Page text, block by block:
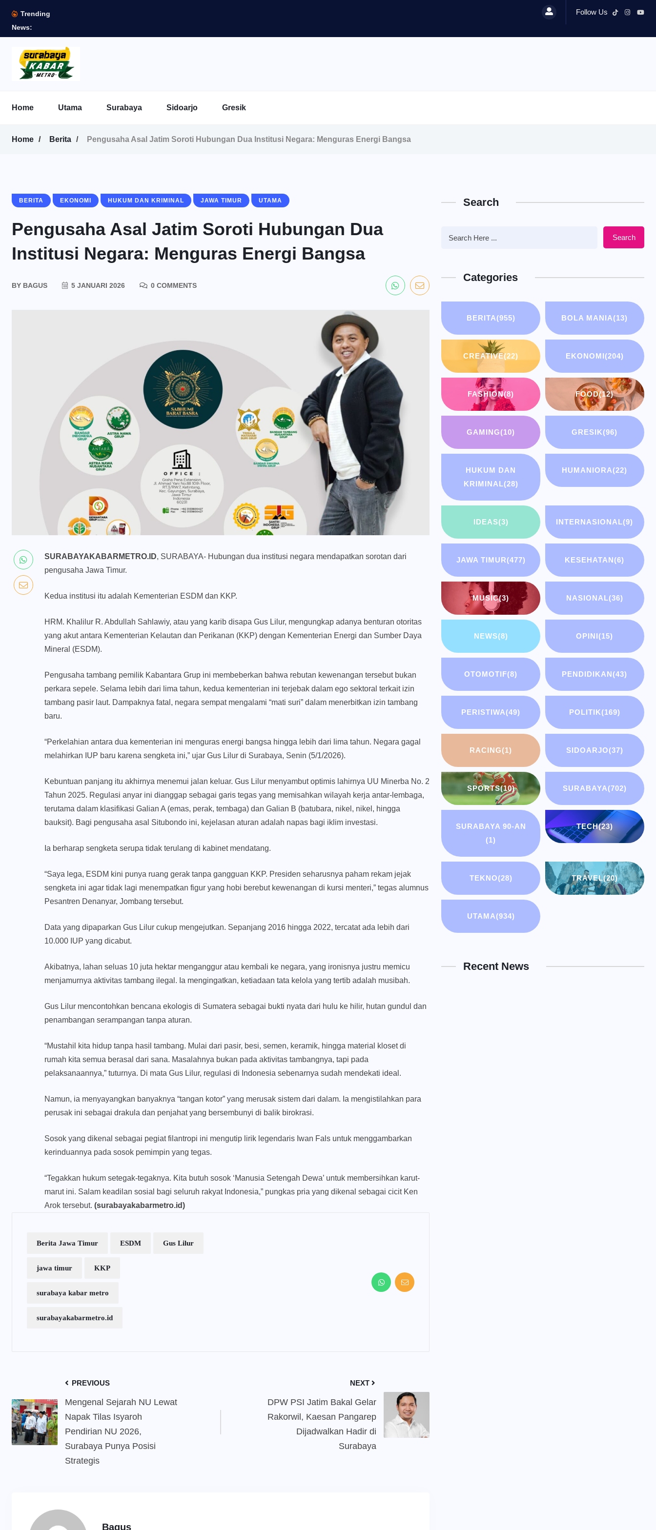
Trending
News:
Follow Us
Home Utama Surabaya Sidoarjo Gresik
Home Berita Pengusaha Asal Jatim Soroti Hubungan Dua Institusi Negara: Menguras Energi Bangsa
BERITA EKONOMI HUKUM DAN KRIMINAL JAWA TIMUR UTAMA
Pengusaha Asal Jatim Soroti Hubungan Dua
Institusi Negara: Menguras Energi Bangsa
BY BAGUS 5 JANUARI 2026 0 COMMENTS
SURABAYAKABARMETRO.ID, SURABAYA- Hubungan dua institusi negara mendapatkan sorotan dari
pengusaha Jawa Timur.
Kedua institusi itu adalah Kementerian ESDM dan KKP.
HRM. Khalilur R. Abdullah Sahlawiy, atau yang karib disapa Gus Lilur, mengungkap adanya benturan otoritas
yang akut antara Kementerian Kelautan dan Perikanan (KKP) dengan Kementerian Energi dan Sumber Daya
Mineral (ESDM).
Pengusaha tambang pemilik Kabantara Grup ini membeberkan bahwa rebutan kewenangan tersebut bukan
perkara sepele. Selama lebih dari lima tahun, kedua kementerian ini terjebak dalam ego sektoral terkait izin
tambang pasir laut. Dampaknya fatal, negara sempat mengalami “mati suri” dalam menerbitkan izin tambang
baru.
“Perkelahian antara dua kementerian ini menguras energi bangsa hingga lebih dari lima tahun. Negara gagal
melahirkan IUP baru karena sengketa ini,” ujar Gus Lilur di Surabaya, Senin (5/1/2026).
Kebuntuan panjang itu akhirnya menemui jalan keluar. Gus Lilur menyambut optimis lahirnya UU Minerba No. 2
Tahun 2025. Regulasi anyar ini dianggap sebagai garis tegas yang memisahkan wilayah kerja antar-lembaga,
terutama dalam klasifikasi Galian A (emas, perak, tembaga) dan Galian B (batubara, nikel, nikel, hingga
bauksit). Bagi pengusaha asal Situbondo ini, kejelasan aturan adalah napas bagi iklim investasi.
Ia berharap sengketa serupa tidak terulang di kabinet mendatang.
“Saya lega, ESDM kini punya ruang gerak tanpa gangguan KKP. Presiden seharusnya paham rekam jejak
sengketa ini agar tidak lagi menempatkan figur yang hobi berebut kewenangan di kursi menteri,” tegas alumnus
Pesantren Denanyar, Jombang tersebut.
Data yang dipaparkan Gus Lilur cukup mengejutkan. Sepanjang 2016 hingga 2022, tercatat ada lebih dari
10.000 IUP yang dicabut.
Akibatnya, lahan seluas 10 juta hektar menganggur atau kembali ke negara, yang ironisnya justru memicu
menjamurnya aktivitas tambang ilegal. Ia mengingatkan, ketiadaan tata kelola yang tertib adalah musibah.
Gus Lilur mencontohkan bencana ekologis di Sumatera sebagai bukti nyata dari hulu ke hilir, hutan gundul dan
penambangan serampangan tanpa aturan.
“Mustahil kita hidup tanpa hasil tambang. Mulai dari pasir, besi, semen, keramik, hingga material kloset di
rumah kita semua berasal dari sana. Masalahnya bukan pada aktivitas tambangnya, tapi pada
pelaksanaannya,” tuturnya. Di mata Gus Lilur, regulasi di Indonesia sebenarnya sudah mendekati ideal.
Namun, ia menyayangkan banyaknya “tangan kotor” yang merusak sistem dari dalam. Ia mengistilahkan para
perusak ini sebagai drakula dan penjahat yang bersembunyi di balik birokrasi.
Sosok yang dikenal sebagai pegiat filantropi ini mengutip lirik legendaris Iwan Fals untuk menggambarkan
kerinduannya pada sosok pemimpin yang tegas.
“Tegakkan hukum setegak-tegaknya. Kita butuh sosok ‘Manusia Setengah Dewa’ untuk membersihkan karut-
marut ini. Salam keadilan sosial bagi seluruh rakyat Indonesia,” pungkas pria yang dikenal sebagai cicit Ken
Arok tersebut. (surabayakabarmetro.id)
Berita Jawa Timur ESDM Gus Lilur
jawa timur KKP
surabaya kabar metro
surabayakabarmetro.id
PREVIOUS
Mengenal Sejarah NU Lewat
Napak Tilas Isyaroh
Pendirian NU 2026,
Surabaya Punya Posisi
Strategis
NEXT
DPW PSI Jatim Bakal Gelar
Rakorwil, Kaesan Pangarep
Dijadwalkan Hadir di
Surabaya
Bagus
Search
Search
Categories
BERITA(955) BOLA MANIA(13)
CREATIVE(22) EKONOMI(204)
FASHION(8) FOOD(12)
GAMING(10) GRESIK(96)
HUKUM DAN
KRIMINAL(28)
HUMANIORA(22)
IDEAS(3) INTERNASIONAL(9)
JAWA TIMUR(477) KESEHATAN(6)
MUSIC(3) NASIONAL(36)
NEWS(8) OPINI(15)
OTOMOTIF(8) PENDIDIKAN(43)
PERISTIWA(49) POLITIK(169)
RACING(1) SIDOARJO(37)
SPORTS(10) SURABAYA(702)
SURABAYA 90-AN
(1)
TECH(23)
TEKNO(28) TRAVEL(20)
UTAMA(934)
Recent News